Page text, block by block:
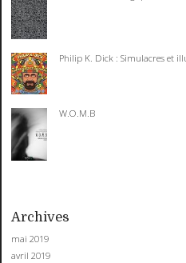
Philip K. Dick : Simulacres et
W.O.M.B
Archives
mai 2019
avril 2019